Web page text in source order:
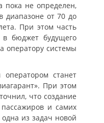
пока не определен,
диапазоне от 70 до
При этом часть
бюджет будущего
оператору системы
оператором станет
При этом
что создание
и самих
из задач новой